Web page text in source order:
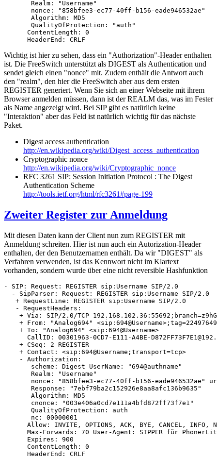
       Realm: "Username"
       nonce: "858bfee3-ec77-40ff-b156-eade946532ae"
       Algorithm: MD5
       QualityOfProtection: "auth"
      ContentLength: 0
      HeaderEnd: CRLF
Wichtig ist hier zu sehen, dass ein "Authorization"-Header enthalten
ist. Die FreeSwitch unterstützt als DIGEST als Authentication und
sendet gleich einen "nonce" mit. Zudem enthält die Antwort auch
den "realm", den hier die FreeSwitch aber aus dem ersten
REGISTER generiert. Wenn Sie sich an einer Webseite mit ihrem
Browser anmelden müssen, dann ist der REALM das, was im Fester
als Name angezeigt wird. Bei SIP gibt es natürlich keine
"Interaktion" aber das Feld ist natürlich wichtig für das nächste
Paket.
Digest access authentication
http://en.wikipedia.org/wiki/Digest_access_authentication
Cryptographic nonce
http://en.wikipedia.org/wiki/Cryptographic_nonce
RFC 3261 SIP: Session Initiation Protocol : The Digest
Authentication Scheme
http://tools.ietf.org/html/rfc3261#page-199
Zweiter Register zur Anmeldung
Mit diesen Daten kann der Client nun zum REGISTER mit
Anmeldung schreiten. Hier ist nun auch ein Autorization-Header
enthalten, der den Benutzernamen enthält. Da wir "DIGEST" als
Verfahren verwenden, ist das Kennwort nicht im Klartext
vorhanden, sondern wurde über eine nicht reversible Hashfunktion
- SIP: Request: REGISTER sip:Username SIP/2.0
  - SipParser: Request: REGISTER sip:Username SIP/2.0
   + RequestLine: REGISTER sip:Username SIP/2.0
   - RequestHeaders:
+ Via: SIP/2.0/TCP
+ From: "Analog694"
    + To: "Analog694" <sip:694@Username>
CallID: 00301963-0CD7-E111-A4BE-
    + CSeq: 2 REGISTER
    + Contact: <sip:694@Username;transport=tcp>
    - Authorization:
       scheme: Digest UserName: "694@authname"
       Realm: "Username"
nonce: "858bfee3-ec77-40ff-b156-eade946532ae"
       Response: "7ebf79ba2c152926e8aa8afc136b9635"
       Algorithm: MD5
       cnonce: "003e406a0cd7e111a4bfd872ff73f7e1"
       QualityOfProtection: auth
       nc: 00000001
Allow: INVITE, OPTIONS, ACK, BYE, CANCEL, INFO,
Max-Forwards: 70 User-Agent: SIPPER für
      Expires: 900
      ContentLength: 0
      HeaderEnd: CRLF